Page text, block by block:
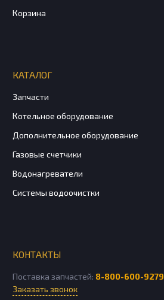
Корзина
КАТАЛОГ
Запчасти
Котельное оборудование
Дополнительное оборудование
Газовые счетчики
Водонагреватели
Системы водоочистки
КОНТАКТЫ
Поставка запчастей: 8-800-600-9279
Заказать звонок